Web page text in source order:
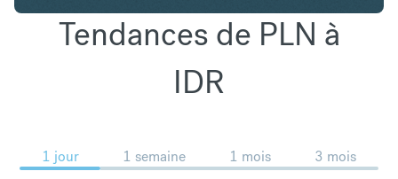
Tendances de PLN à
IDR
1 jour 1 semaine 1 mois 3 mois